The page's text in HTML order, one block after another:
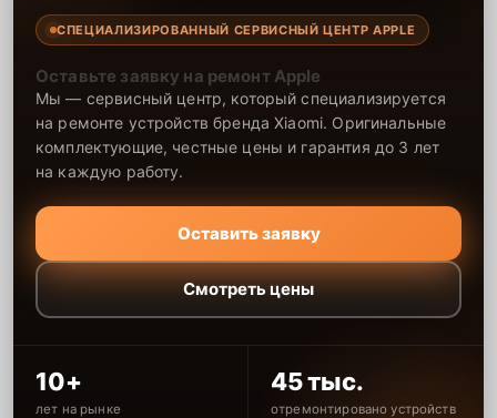
СПЕЦИАЛИЗИРОВАННЫЙ СЕРВИСНЫЙ ЦЕНТР APPLE
Оставьте заявку на ремонт Apple
Мы — сервисный центр, который специализируется
на ремонте устройств бренда Xiaomi. Оригинальные
комплектующие, честные цены и гарантия до 3 лет
на каждую работу.
Оставить заявку
Смотреть цены
10+
лет на рынке
45 тыс.
отремонтировано устройств